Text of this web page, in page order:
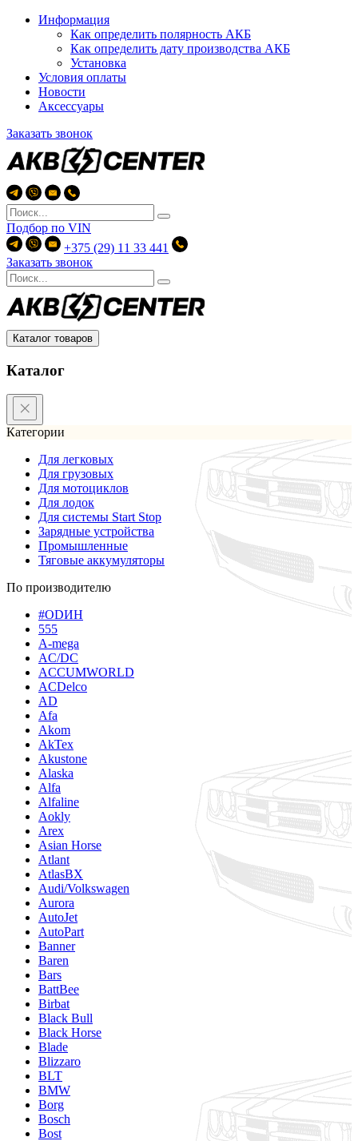
Информация
Как определить полярность АКБ
Как определить дату производства АКБ
Установка
Условия оплаты
Новости
Аксессуары
Заказать звонок
Подбор по VIN
+375 (29) 11 33 441
Заказать звонок
Каталог товаров
Каталог
Категории
Для легковых
Для грузовых
Для мотоциклов
Для лодок
Для системы Start Stop
Зарядные устройства
Промышленные
Тяговые аккумуляторы
По производителю
#ODИН
555
A-mega
AC/DC
ACCUMWORLD
ACDelco
AD
Afa
Akom
AkTex
Akustone
Alaska
Alfa
Alfaline
Aokly
Arex
Asian Horse
Atlant
AtlasBX
Audi/Volkswagen
Aurora
AutoJet
AutoPart
Banner
Baren
Bars
BattBee
Birbat
Black Bull
Black Horse
Blade
Blizzaro
BLT
BMW
Borg
Bosch
Bost